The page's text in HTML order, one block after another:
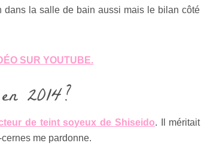
la salle de bain aussi mais le bilan côté
SUR YOUTUBE.
2014?
de teint soyeux de Shiseido. Il méritait
me pardonne.